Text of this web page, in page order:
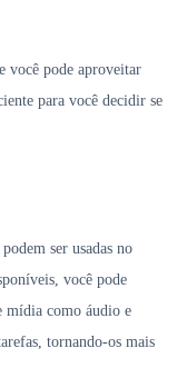
você pode aproveitar
para você decidir se
ser usadas no
você pode
mídia como áudio e
tornando-os mais